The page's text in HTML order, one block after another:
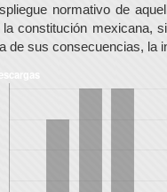
normativo de
la constitución mexicana,
de sus consecuencias, la